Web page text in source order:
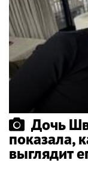
Дочь
показала,
выглядит